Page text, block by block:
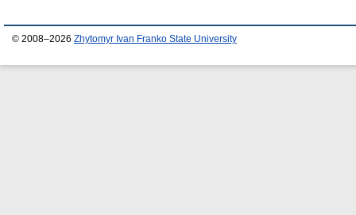
© 2008–2026 Zhytomyr Ivan Franko State University